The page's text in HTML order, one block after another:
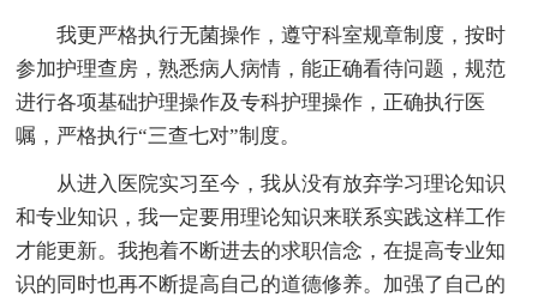
我更严格执行无菌操作，遵守科室规章制度，按时
参加护理查房，熟悉病人病情，能正确看待问题，规范
进行各项基础护理操作及专科护理操作，正确执行医
嘱，严格执行“三查七对”制度。
从进入医院实习至今，我从没有放弃学习理论知识
和专业知识，我一定要用理论知识来联系实践这样工作
才能更新。我抱着不断进去的求职信念，在提高专业知
识的同时也再不断提高自己的道德修养。加强了自己的